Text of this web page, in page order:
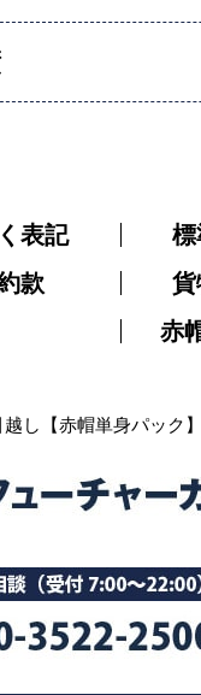
表記
標
款
貨
赤
し【赤帽単身パック